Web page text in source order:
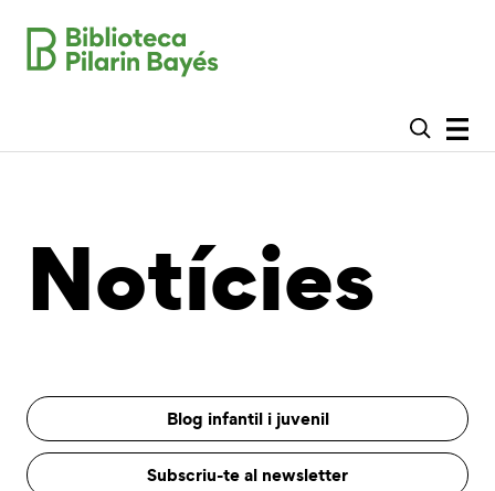
Notícies
Blog infantil i juvenil
Subscriu-te al newsletter